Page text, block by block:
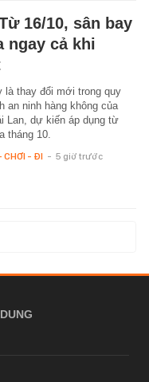
16/10, sân bay
ngay cả khi
là thay đổi mới trong quy
an ninh hàng không của
Lan, dự kiến áp dụng từ
tháng 10.
CHƠI - ĐI - 5 giờ trước